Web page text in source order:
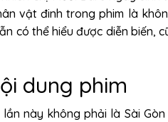
vật đinh trong phim là
có thể hiểu được diễn biến,
dung phim
này không phải là Sài